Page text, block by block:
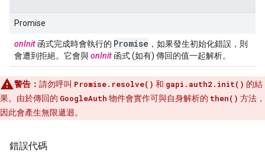
Promise
onInit 函式完成時會執行的 Promise ，如果發生初始化錯誤，則
會遭到拒絕。它會與onInit 函式 (如有) 傳回的值一起解析。
警告： 請勿呼叫 Promise.resolve() 和 gapi.auth2.init() 的結
果。由於傳回的 GoogleAuth 物件會實作可與自身解析的 then() 方法，
因此會產生無限遞迴。
錯誤代碼